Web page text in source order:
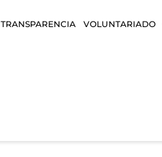
TRANSPARENCIA VOLUNTARIADO